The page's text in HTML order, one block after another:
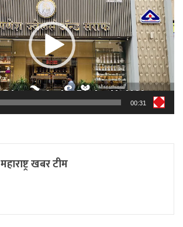
00:31
महाराष्ट्र खबर टीम